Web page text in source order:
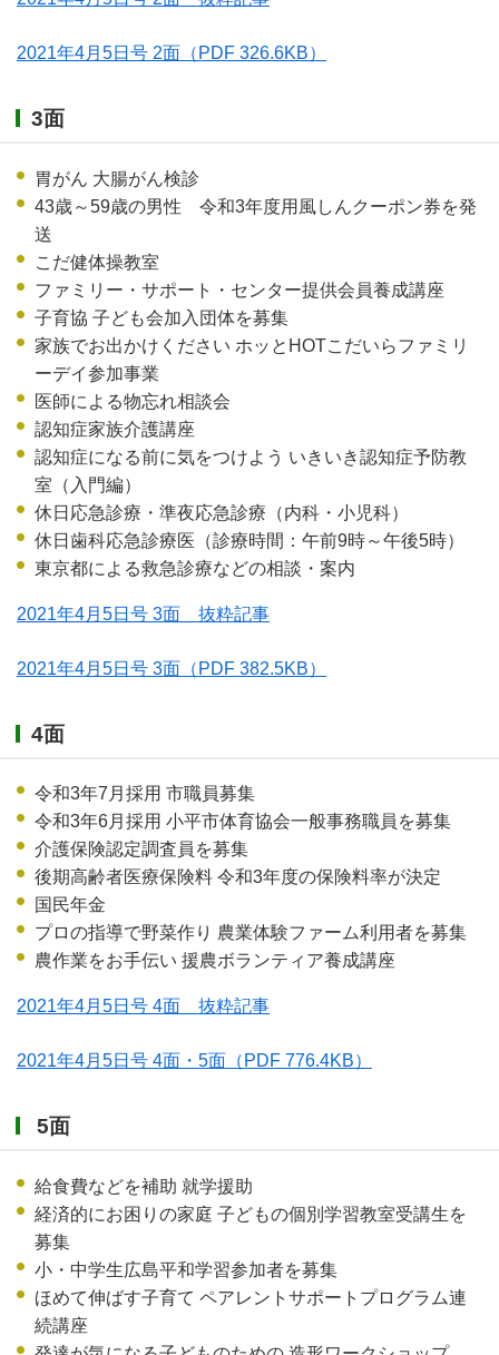
2021年4月5日号 2面 （PDF 326.6KB）
3面
胃がん 大腸がん検診
43歳～59歳の男性 令和3年度用風しんクーポン券を発
送
こだ健体操教室
ファミリー・サポート・センター提供会員養成講座
子育協 子ども会加入団体を募集
家族でお出かけください ホッとHOTこだいらファミリ
ーデイ参加事業
医師による物忘れ相談会
認知症家族介護講座
認知症になる前に気をつけよう いきいき認知症予防教
室（入門編）
休日応急診療・準夜応急診療（内科・小児科）
休日歯科応急診療医（診療時間：午前9時～午後5時）
東京都による救急診療などの相談・案内
2021年4月5日号 3面 抜粋記事
2021年4月5日号 3面 （PDF 382.5KB）
4面
令和3年7月採用 市職員募集
令和3年6月採用 小平市体育協会一般事務職員を募集
介護保険認定調査員を募集
後期高齢者医療保険料 令和3年度の保険料率が決定
国民年金
プロの指導で野菜作り 農業体験ファーム利用者を募集
農作業をお手伝い 援農ボランティア養成講座
2021年4月5日号 4面 抜粋記事
2021年4月5日号 4面・5面 （PDF 776.4KB）
5面
給食費などを補助 就学援助
経済的にお困りの家庭 子どもの個別学習教室受講生を
募集
小・中学生広島平和学習参加者を募集
ほめて伸ばす子育て ペアレントサポートプログラム連
続講座